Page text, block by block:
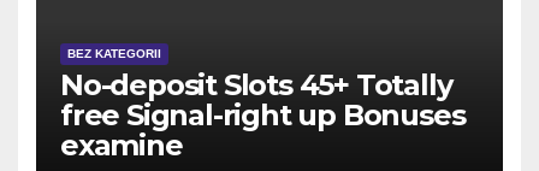
BEZ KATEGORII
No-deposit Slots 45+ Totally
free Signal-right up Bonuses
examine